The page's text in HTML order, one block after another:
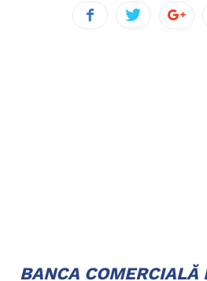
BANCA COMERCIALĂ